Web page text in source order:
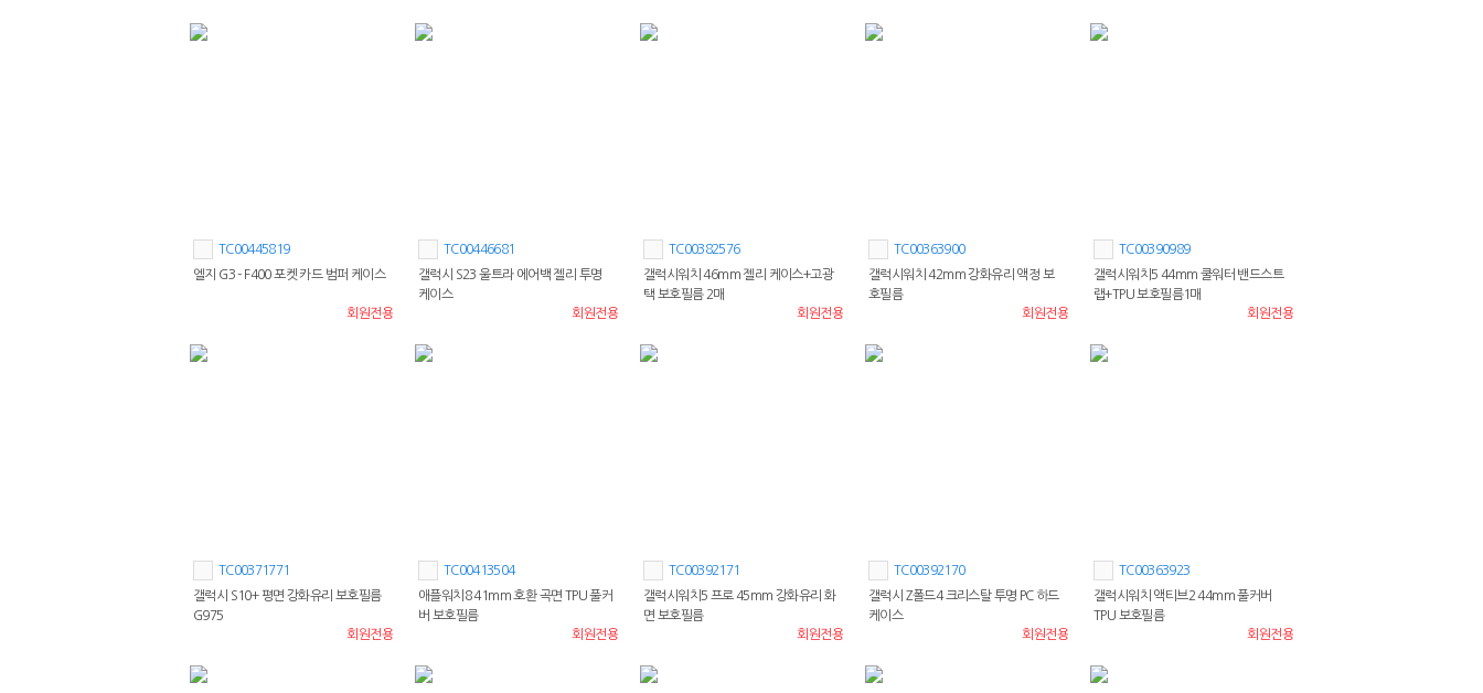
TC00445819
엘지 G3 - F400 포켓 카드 범퍼 케이스
회원전용
TC00446681
갤럭시 S23 울트라 에어백 젤리 투명
케이스
회원전용
TC00382576
갤럭시워치 46mm 젤리 케이스+고광
택 보호필름 2매
회원전용
TC00363900
갤럭시워치 42mm 강화유리 액정 보
호필름
회원전용
TC00390989
갤럭시워치5 44mm 쿨워터 밴드스트
랩+TPU 보호필름1매
회원전용
TC00371771
갤럭시 S10+ 평면 강화유리 보호필름
G975
회원전용
TC00413504
애플워치8 41mm 호환 곡면 TPU 풀커
버 보호필름
회원전용
TC00392171
갤럭시워치5 프로 45mm 강화유리 화
면 보호필름
회원전용
TC00392170
갤럭시 Z폴드4 크리스탈 투명 PC 하드
케이스
회원전용
TC00363923
갤럭시워치 액티브2 44mm 풀커버
TPU 보호필름
회원전용